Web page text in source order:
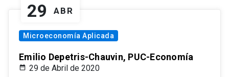
29 ABR
Microeconomía Aplicada
Emilio Depetris-Chauvin, PUC-Economía
29 de Abril de 2020